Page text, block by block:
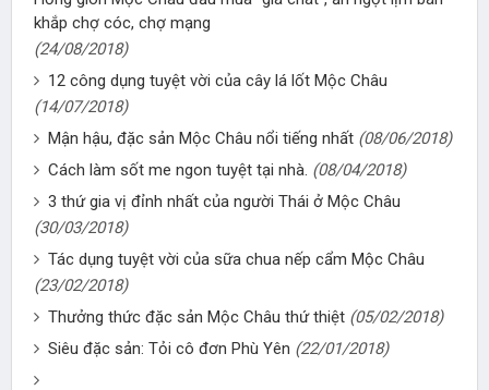
khắp chợ cóc, chợ mạng
(24/08/2018)
12 công dụng tuyệt vời của cây lá lốt Mộc Châu
(14/07/2018)
Mận hậu, đặc sản Mộc Châu nổi tiếng nhất (08/06/2018)
Cách làm sốt me ngon tuyệt tại nhà. (08/04/2018)
3 thứ gia vị đỉnh nhất của người Thái ở Mộc Châu
(30/03/2018)
Tác dụng tuyệt vời của sữa chua nếp cẩm Mộc Châu
(23/02/2018)
Thưởng thức đặc sản Mộc Châu thứ thiệt (05/02/2018)
Siêu đặc sản: Tỏi cô đơn Phù Yên (22/01/2018)